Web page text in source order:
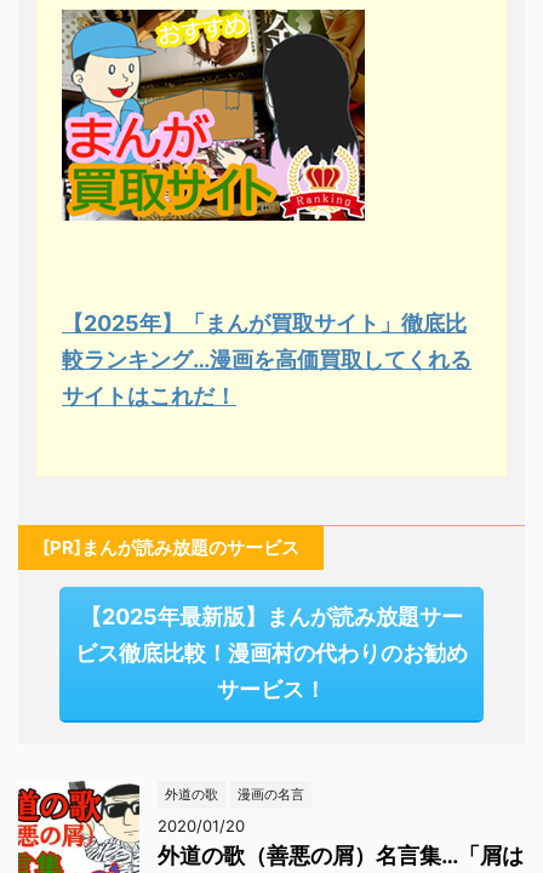
【2025年】「まんが買取サイト」徹底比
較ランキング…漫画を高価買取してくれる
サイトはこれだ！
[PR]まんが読み放題のサービス
【2025年最新版】まんが読み放題サー
ビス徹底比較！漫画村の代わりのお勧め
サービス！
外道の歌 漫画の名言
2020/01/20
外道の歌（善悪の屑）名言集…「屑は